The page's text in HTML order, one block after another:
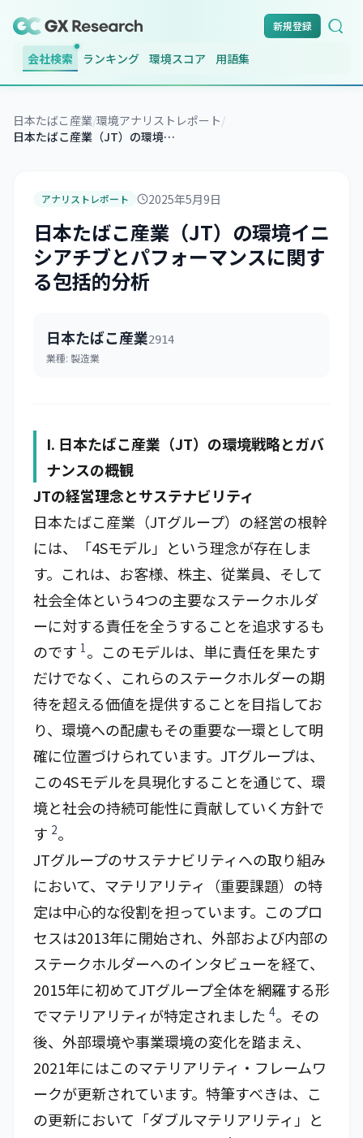
新規登録
会社検索 ランキング 環境スコア 用語集
日本たばこ産業/環境アナリストレポート/
日本たばこ産業（JT）の環境イニシアチブとパフォーマンスに関する包括的分析
アナリストレポート 2025年5月9日
日本たばこ産業（JT）の環境イニ
シアチブとパフォーマンスに関す
る包括的分析
日本たばこ産業2914
業種: 製造業
I. 日本たばこ産業（JT）の環境戦略とガバ
ナンスの概観
JTの経営理念とサステナビリティ
日本たばこ産業（JTグループ）の経営の根幹
には、「4Sモデル」という理念が存在しま
す。これは、お客様、株主、従業員、そして
社会全体という4つの主要なステークホルダ
ーに対する責任を全うすることを追求するも
のです 1。このモデルは、単に責任を果たす
だけでなく、これらのステークホルダーの期
待を超える価値を提供することを目指してお
り、環境への配慮もその重要な一環として明
確に位置づけられています。JTグループは、
この4Sモデルを具現化することを通じて、環
境と社会の持続可能性に貢献していく方針で
す 2。
JTグループのサステナビリティへの取り組み
において、マテリアリティ（重要課題）の特
定は中心的な役割を担っています。このプロ
セスは2013年に開始され、外部および内部の
ステークホルダーへのインタビューを経て、
2015年に初めてJTグループ全体を網羅する形
でマテリアリティが特定されました 4。その
後、外部環境や事業環境の変化を踏まえ、
2021年にはこのマテリアリティ・フレームワ
ークが更新されています。特筆すべきは、こ
の更新において「ダブルマテリアリティ」と